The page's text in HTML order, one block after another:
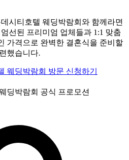
시티호텔 웨딩박람회와 함께라면
선된 프리미엄 업체들과 1:1 맞춤
가격으로 완벽한 결혼식을 준비할
했습니다.
딩박람회 공식 프로모션